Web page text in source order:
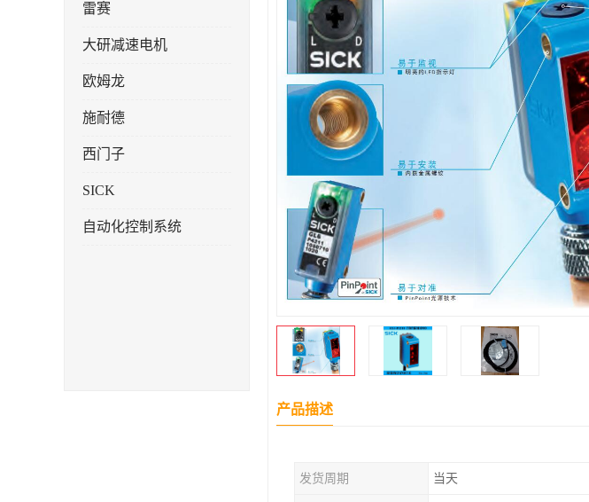
雷赛
大研减速电机
欧姆龙
施耐德
西门子
SICK
自动化控制系统
产品描述
发货周期 当天